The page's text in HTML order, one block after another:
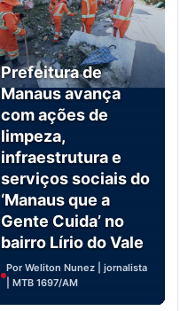
Prefeitura de
Manaus avança
com ações de
limpeza,
infraestrutura e
serviços sociais do
‘Manaus que a
Gente Cuida’ no
bairro Lírio do Vale
Por Weliton Nunez | jornalista
| MTB 1697/AM